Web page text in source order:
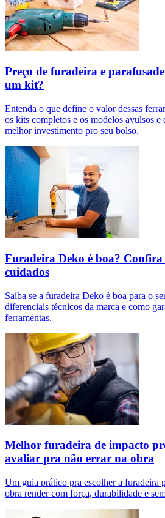
Preço de furadeira e
um kit?
Entenda o que define o valor dessas
os kits completos e os modelos avulsos e
melhor investimento pro seu bolso.
Furadeira Deko é boa? Confira
cuidados
Saiba se a furadeira Deko é boa para o
diferenciais técnicos da marca e como
ferramentas.
Melhor furadeira de impacto
avaliar pra não errar na obra
Um guia prático pra escolher a furadeira
obra render com força, durabilidade e